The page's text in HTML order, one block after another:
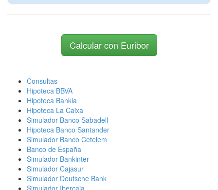
Calcular con Euribor
Consultas
Hipoteca BBVA
Hipoteca Bankia
Hipoteca La Caixa
Simulador Banco Sabadell
Hipoteca Banco Santander
Simulador Banco Cetelem
Banco de España
Simulador Bankinter
Simulador Cajasur
Simulador Deutsche Bank